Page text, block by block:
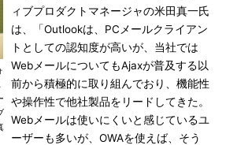
ィブプロダクトマネージャの米田真一氏
は、「Outlookは、PCメールクライアン
トとしての認知度が高いが、当社では
WebメールについてもAjaxが普及する以
前から積極的に取り組んでおり、機能性
や操作性で他社製品をリードしてきた。
Webメールは使いにくいと感じているユ
ーザーも多いが、OWAを使えば、そう